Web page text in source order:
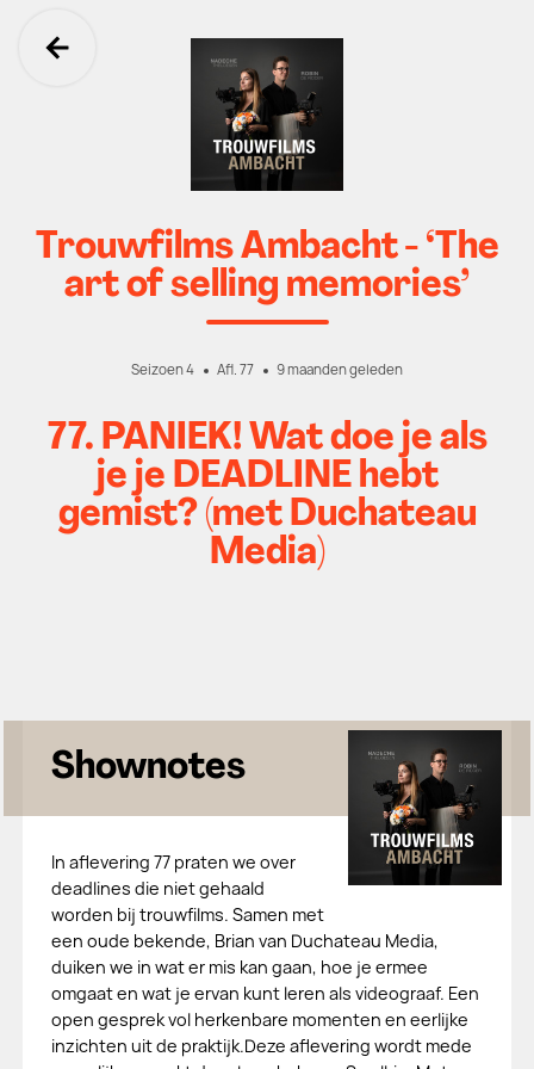
Ga terug
Trouwfilms Ambacht - ‘The
art of selling memories’
Seizoen 4 Afl. 77 9 maanden geleden
77. PANIEK! Wat doe je als
je je DEADLINE hebt
gemist? (met Duchateau
Media)
Shownotes
In aflevering 77 praten we over
deadlines die niet gehaald
worden bij trouwfilms. Samen met
een oude bekende, Brian van Duchateau Media,
duiken we in wat er mis kan gaan, hoe je ermee
omgaat en wat je ervan kunt leren als videograaf. Een
open gesprek vol herkenbare momenten en eerlijke
inzichten uit de praktijk.Deze aflevering wordt mede